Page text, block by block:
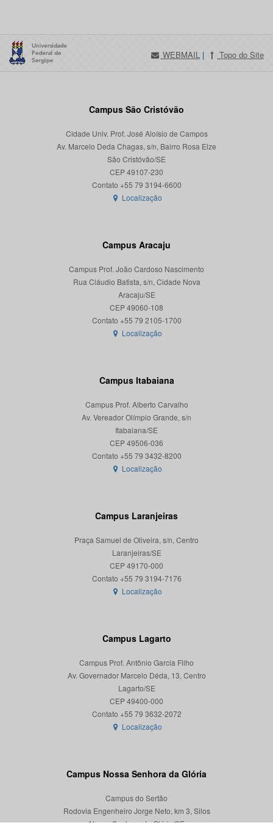
WEBMAIL | Topo do Site
Campus São Cristóvão
Cidade Univ. Prof. José Aloísio de Campos
Av. Marcelo Deda Chagas, s/n, Bairro Rosa Elze
São Cristóvão/SE
CEP 49107-230
Localização
Campus Aracaju
Campus Prof. João Cardoso Nascimento
Rua Cláudio Batista, s/n, Cidade Nova
Aracaju/SE
CEP 49060-108
Localização
Campus Itabaiana
Campus Prof. Alberto Carvalho
Av. Vereador Olímpio Grande, s/n
Itabaiana/SE
CEP 49506-036
Localização
Campus Laranjeiras
Praça Samuel de Oliveira, s/n, Centro
Laranjeiras/SE
CEP 49170-000
Localização
Campus Lagarto
Campus Prof. Antônio Garcia Filho
Av. Governador Marcelo Déda, 13, Centro
Lagarto/SE
CEP 49400-000
Localização
Campus Nossa Senhora da Glória
Campus do Sertão
Rodovia Engenheiro Jorge Neto, km 3, Silos
Nossa Senhora da Glória/SE